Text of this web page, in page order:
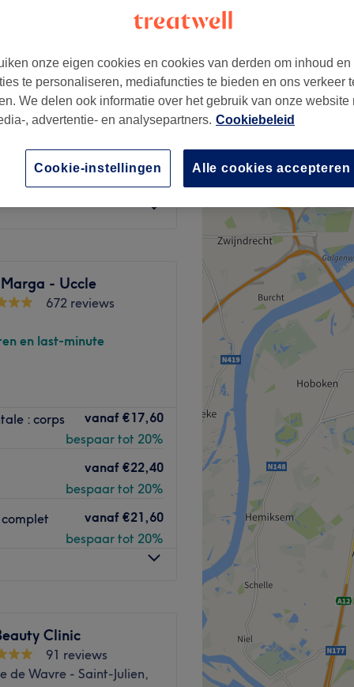
vanaf €10
€38
€10
à
lahaute esthétique , notre
chaleureux et de
large gamme de soins et
et élégance.
d’offrir un service
de peau
accompagne chaque
et lumineuse
, notamment d’un
- Uccle
672 reviews
en last-minute
: corps
vanaf €17,60
bespaar tot 20%
vanaf €22,40
bespaar tot 20%
vanaf €21,60
bespaar tot 20%
Clinic
91 reviews
de Wavre - Saint-Julien,
onze eigen cookies en cookies van derden om inhoud en
te personaliseren, mediafuncties te bieden en ons verkeer
We delen ook informatie over het gebruik van onze website
, advertentie- en analysepartners. Cookiebeleid
Alle cookies accepteren
Cookie-instellingen